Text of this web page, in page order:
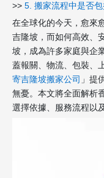
>> 5. 搬家流程中是否
在全球化的今天，愈來
吉隆坡，而如何高效、
坡，成為許多家庭與企
蓋報關、物流、包裝、
寄吉隆坡搬家公司 」提
無憂。本文將全面解析
選擇依據、服務流程以